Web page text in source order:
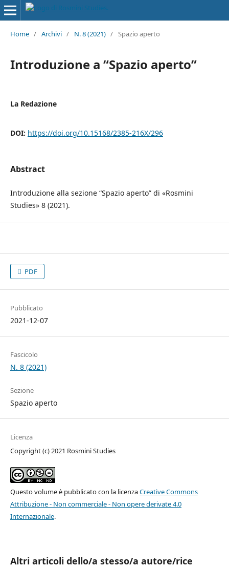
Home / Archivi / N. 8 (2021) / Spazio aperto
Introduzione a “Spazio aperto”
La Redazione
DOI: https://doi.org/10.15168/2385-216X/296
Abstract
Introduzione alla sezione “Spazio aperto” di «Rosmini
Studies» 8 (2021).
PDF
Pubblicato
2021-12-07
Fascicolo
N. 8 (2021)
Sezione
Spazio aperto
Licenza
Copyright (c) 2021 Rosmini Studies
Questo volume è pubblicato con la licenzaCreative Commons
Attribuzione - Non commerciale - Non opere derivate 4.0
Internazionale.
Altri articoli dello/a stesso/a autore/rice